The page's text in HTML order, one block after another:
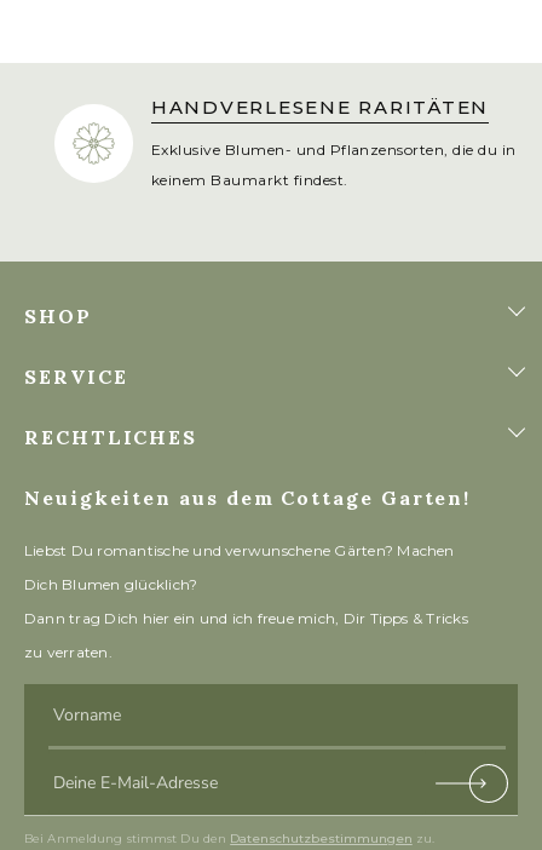
LIEBEVOLL AUSGEWÄHLT
Jedes Produkt persönlich getestet und für deinen
Cottage-Garten empfohlen.
SHOP
SERVICE
RECHTLICHES
Neuigkeiten aus dem Cottage Garten!
Liebst Du romantische und verwunschene Gärten? Machen
Dich Blumen glücklich?
Dann trag Dich hier ein und ich freue mich, Dir Tipps & Tricks
zu verraten.
Subscri
be
Bei Anmeldung stimmst Du den Datenschutzbestimmungen zu.